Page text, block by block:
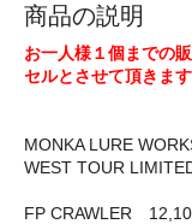
商品の説明
お一人様１個までの
セルとさせて頂きます
MONKA LURE
WEST TOUR
FP CRAWLER